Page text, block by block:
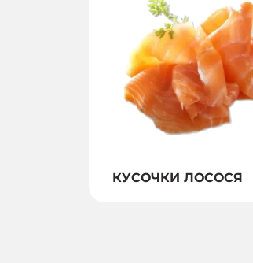
КУСОЧКИ ЛОСОСЯ